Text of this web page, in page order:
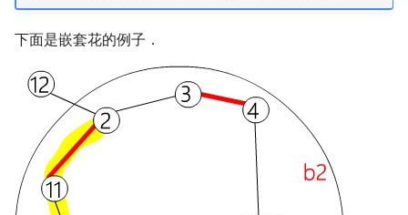
下面是嵌套花的例子．